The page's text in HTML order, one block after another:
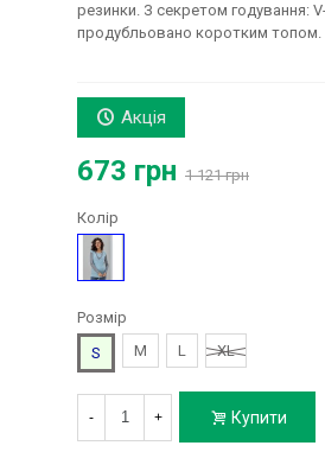
резинки. З секретом годування:
продубльовано коротким топом.
Акція
673 грн 1 121 грн
Колір
Блакитний
Розмір
S
M L XL
- + Купити